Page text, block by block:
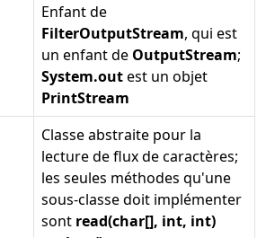
Enfant de
FilterOutputStream, qui est
un enfant de OutputStream;
System.outest un objet
PrintStream
Classe abstraite pour la
lecture de flux de caractères;
les seules méthodes qu'une
sous-classe doit implémenter
sont read(char[], int, int)